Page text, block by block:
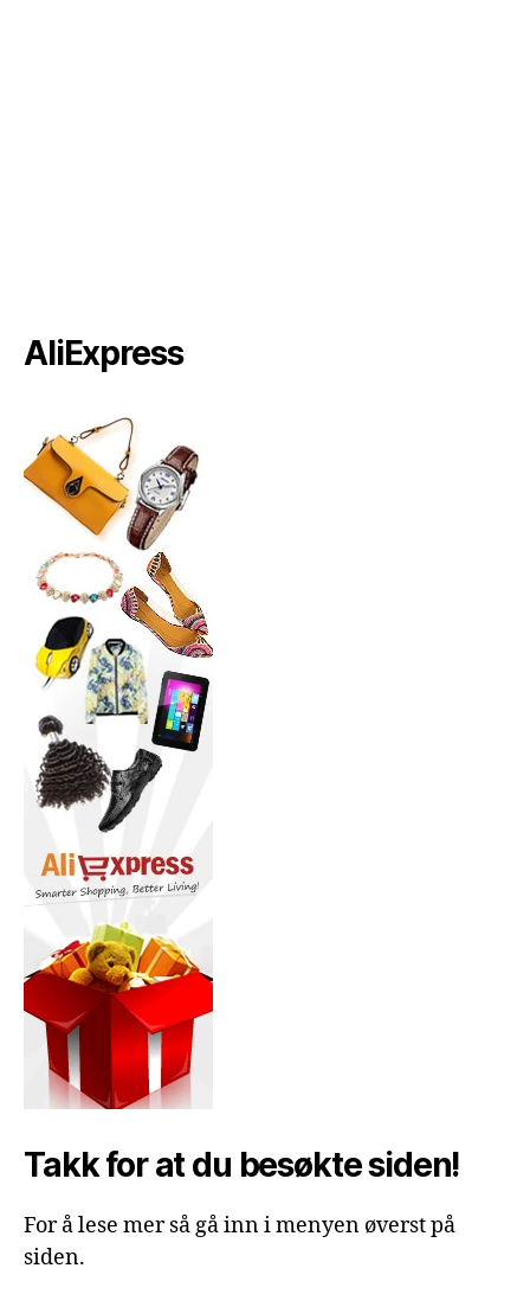
AliExpress
Takk for at du besøkte siden!
For å lese mer så gå inn i menyen øverst på
siden.